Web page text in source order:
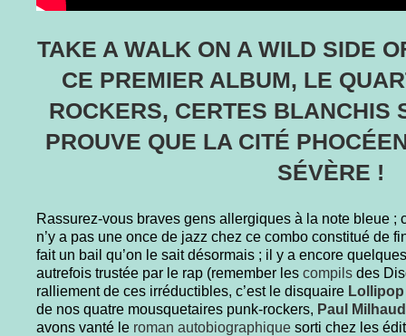
TAKE A WALK ON A WILD SIDE
CE PREMIER ALBUM, LE
ROCKERS, CERTES BLANCHIS
PROUVE QUE LA CITÉ
SÉVÈRE !
Rassurez-vous braves gens allergiques à la note bleue ;
n’y a pas une once de jazz chez ce combo constitué de
fait un bail qu’on le sait désormais ; il y a encore
autrefois trustée par le rap (remember les compils des
ralliement de ces irréductibles, c’est le disquaire
de nos quatre mousquetaires punk-rockers, Paul Milhaud
avons vanté le roman autobiographique sorti chez les